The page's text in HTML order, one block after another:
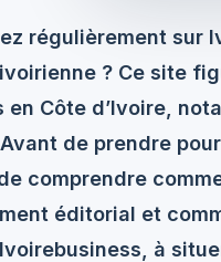
régulièrement sur
? Ce site
en Côte d’Ivoire,
de prendre
comprendre
éditorial et
à